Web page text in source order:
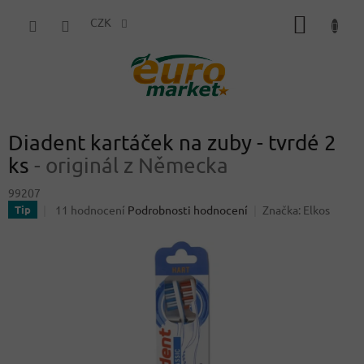
CZK
Diadent kartáček na zuby - tvrdé 2
ks - originál z Německa
99207
Tip
Průměrné
11 hodnocení Podrobnosti hodnocení Značka: Elkos